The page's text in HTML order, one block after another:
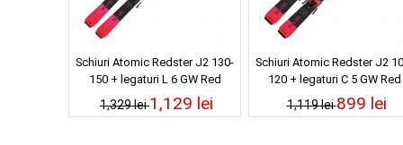
Schiuri Atomic Redster J2 130-
150 + legaturi L 6 GW Red
Tension/Black 25/26
1,329 lei1,129 lei
Schiuri Atomic Redster J2
120 + legaturi C 5 GW Red
Tension/Black 25/26
1,119 lei899 lei